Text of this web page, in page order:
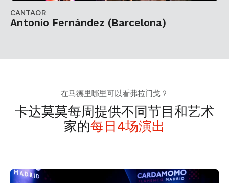
CANTAOR
Antonio Fernández (Barcelona)
在马德里哪里可以看弗拉门戈？
卡达莫莫每周提供不同节目和艺术
家的每日4场演出